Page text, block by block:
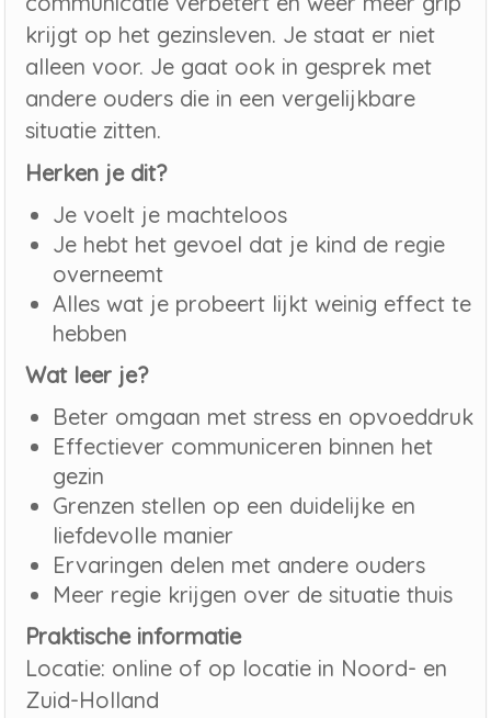
krijgt op het gezinsleven. Je staat er niet
alleen voor. Je gaat ook in gesprek met
andere ouders die in een vergelijkbare
situatie zitten.
Herken je dit?
Je voelt je machteloos
Je hebt het gevoel dat je kind de regie
overneemt
Alles wat je probeert lijkt weinig effect te
hebben
Wat leer je?
Beter omgaan met stress en opvoeddruk
Effectiever communiceren binnen het
gezin
Grenzen stellen op een duidelijke en
liefdevolle manier
Ervaringen delen met andere ouders
Meer regie krijgen over de situatie thuis
Praktische informatie
Locatie: online of op locatie in Noord- en
Zuid-Holland